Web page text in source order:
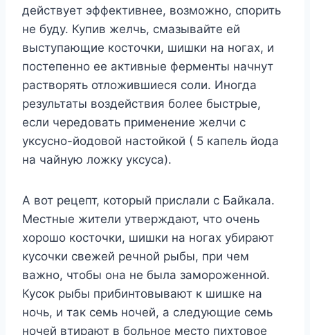
действует эффективнее, возможно, спорить
не буду. Купив желчь, смазывайте ей
выступающие косточки, шишки на ногах, и
постепенно ее активные ферменты начнут
растворять отложившиеся соли. Иногда
результаты воздействия более быстрые,
если чередовать применение желчи с
уксусно-йодовой настойкой ( 5 капель йода
на чайную ложку уксуса).
А вот рецепт, который прислали с Байкала.
Местные жители утверждают, что очень
хорошо косточки, шишки на ногах убирают
кусочки свежей речной рыбы, при чем
важно, чтобы она не была замороженной.
Кусок рыбы прибинтовывают к шишке на
ночь, и так семь ночей, а следующие семь
ночей втирают в больное место пихтовое